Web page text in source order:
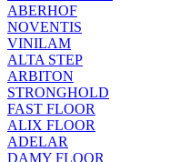
ABERHOF
NOVENTIS
VINILAM
ALTA STEP
ARBITON
STRONGHOLD
FAST FLOOR
ALIX FLOOR
ADELAR
DAMY FLOOR